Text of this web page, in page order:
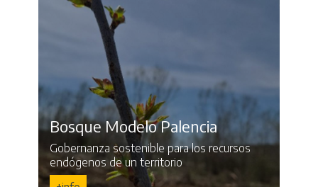
Bosque Modelo Palencia
Gobernanza sostenible para los recursos
endógenos de un territorio